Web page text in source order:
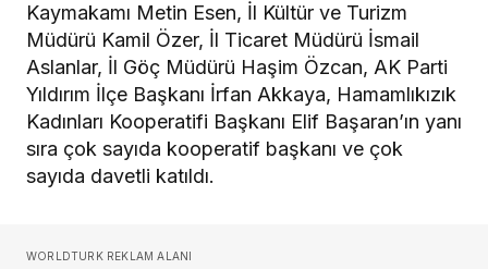
Kaymakamı Metin Esen, İl Kültür ve Turizm
Müdürü Kamil Özer, İl Ticaret Müdürü İsmail
Aslanlar, İl Göç Müdürü Haşim Özcan, AK Parti
Yıldırım İlçe Başkanı İrfan Akkaya, Hamamlıkızık
Kadınları Kooperatifi Başkanı Elif Başaran’ın yanı
sıra çok sayıda kooperatif başkanı ve çok
sayıda davetli katıldı.
WORLDTURK REKLAM ALANI